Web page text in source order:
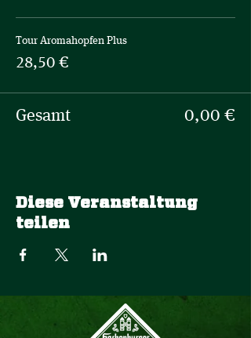
Tour Aromahopfen Plus
28,50 €
Gesamt 0,00 €
Diese Veranstaltung
teilen